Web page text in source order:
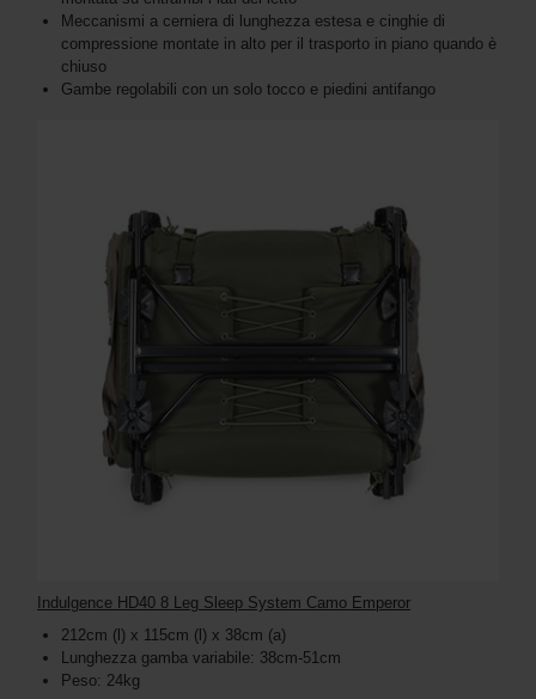
Meccanismi a cerniera di lunghezza estesa e cinghie di
compressione montate in alto per il trasporto in piano quando è
chiuso
Gambe regolabili con un solo tocco e piedini antifango
Indulgence HD40 8 Leg Sleep System Camo Emperor
212cm (l) x 115cm (l) x 38cm (a)
Lunghezza gamba variabile: 38cm-51cm
Peso: 24kg